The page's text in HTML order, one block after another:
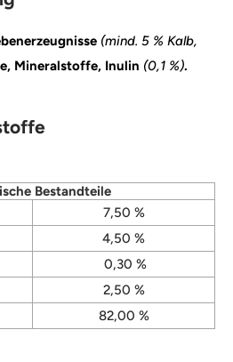
(mind. 5 % Kalb,
Mineralstoffe, Inulin (0,1 %).
Bestandteile
7,50 %
4,50 %
0,30 %
2,50 %
82,00 %